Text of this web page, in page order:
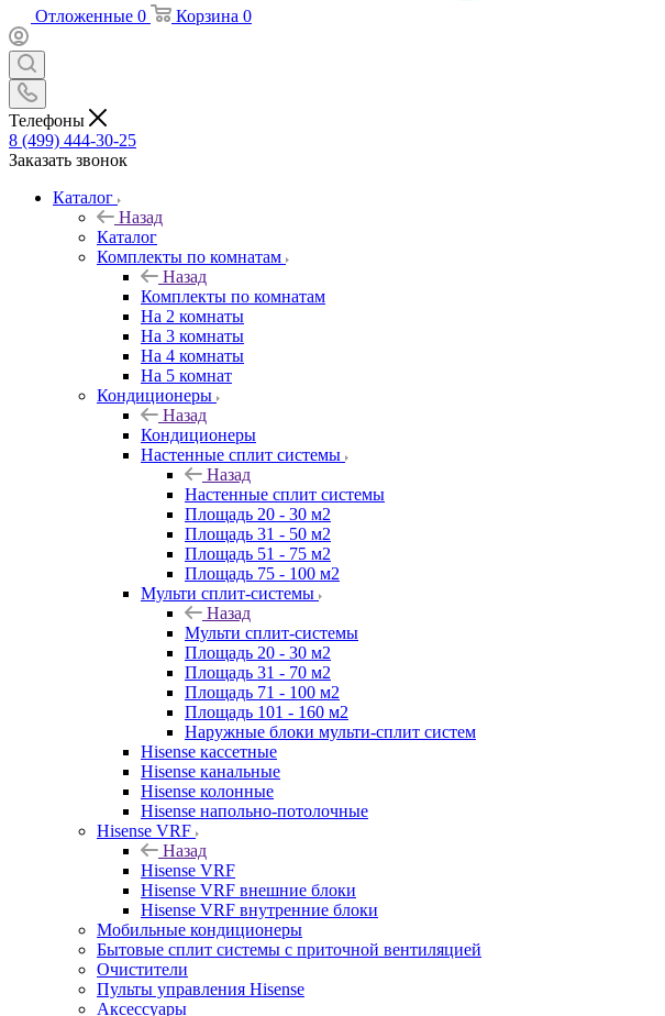
Отложенные 0 Корзина 0
Телефоны
8 (499) 444-30-25
Заказать звонок
Каталог
Назад
Каталог
Комплекты по комнатам
Назад
Комплекты по комнатам
На 2 комнаты
На 3 комнаты
На 4 комнаты
На 5 комнат
Кондиционеры
Назад
Кондиционеры
Настенные сплит системы
Назад
Настенные сплит системы
Площадь 20 - 30 м2
Площадь 31 - 50 м2
Площадь 51 - 75 м2
Площадь 75 - 100 м2
Мульти сплит-системы
Назад
Мульти сплит-системы
Площадь 20 - 30 м2
Площадь 31 - 70 м2
Площадь 71 - 100 м2
Площадь 101 - 160 м2
Наружные блоки мульти-сплит систем
Hisense кассетные
Hisense канальные
Hisense колонные
Hisense напольно-потолочные
Hisense VRF
Назад
Hisense VRF
Hisense VRF внешние блоки
Hisense VRF внутренние блоки
Мобильные кондиционеры
Бытовые сплит системы с приточной вентиляцией
Очистители
Пульты управления Hisense
Аксессуары